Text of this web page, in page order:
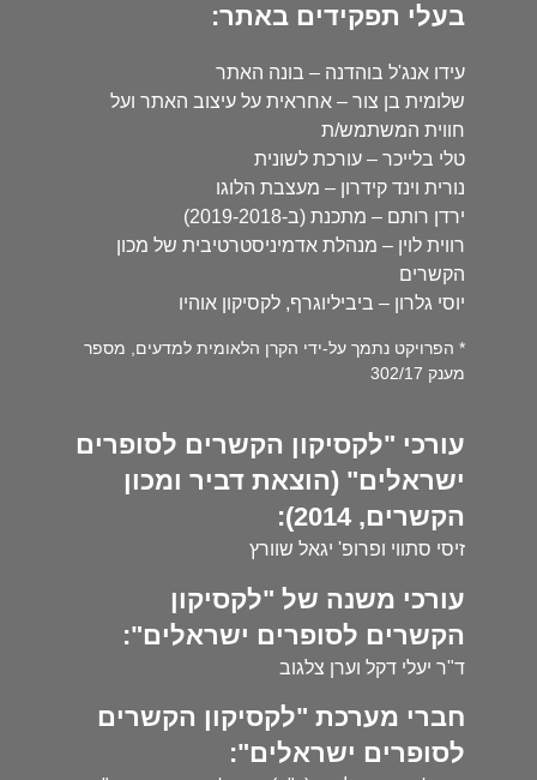
בעלי תפקידים באתר:
עידו אנג'ל בוהדנה – בונה האתר
שלומית בן צור – אחראית על עיצוב האתר ועל
חווית המשתמש/ת
טלי בלייכר – עורכת לשונית
נורית וינד קידרון – מעצבת הלוגו
ירדן רותם – מתכנת (ב-2019-2018)
רווית לוין – מנהלת אדמיניסטרטיבית של מכון
הקשרים
יוסי גלרון – ביביליוגרף, לקסיקון אוהיו
* הפרויקט נתמך על-ידי הקרן הלאומית למדעים, מספר
מענק 302/17
עורכי "לקסיקון הקשרים לסופרים
ישראלים" (הוצאת דביר ומכון
הקשרים, 2014):
זיסי סתווי ופרופ' יגאל שוורץ
עורכי משנה של "לקסיקון
הקשרים לסופרים ישראלים":
ד"ר יעלי דקל וערן צלגוב
חברי מערכת "לקסיקון הקשרים
לסופרים ישראלים":